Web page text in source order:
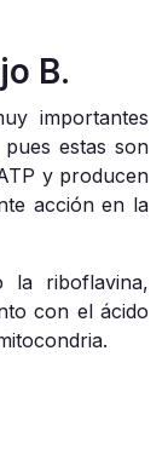
B.
importantes
estas son
y producen
acción en la
la riboflavina,
con el ácido